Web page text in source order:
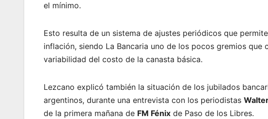
el mínimo.
Esto resulta de un sistema de ajustes periódicos que
inflación, siendo La Bancaria uno de los pocos gremios que
variabilidad del costo de la canasta básica.
Lezcano explicó también la situación de los jubilados
argentinos, durante una entrevista con los periodistas
de la primera mañana de FM Fénix de Paso de los Libres.